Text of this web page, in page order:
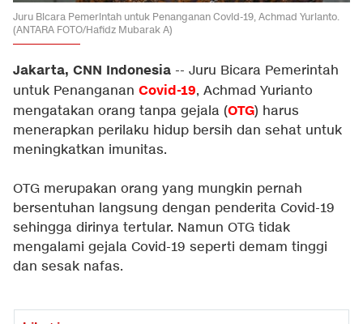
Juru Bicara Pemerintah untuk Penanganan Covid-19, Achmad Yurianto.
(ANTARA FOTO/Hafidz Mubarak A)
Jakarta, CNN Indonesia -- Juru Bicara Pemerintah
untuk Penanganan Covid-19, Achmad Yurianto
mengatakan orang tanpa gejala (OTG) harus
menerapkan perilaku hidup bersih dan sehat untuk
meningkatkan imunitas.
OTG merupakan orang yang mungkin pernah
bersentuhan langsung dengan penderita Covid-19
sehingga dirinya tertular. Namun OTG tidak
mengalami gejala Covid-19 seperti demam tinggi
dan sesak nafas.